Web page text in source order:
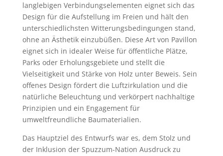
langlebigen Verbindungselementen eignet sich das
Design für die Aufstellung im Freien und hält den
unterschiedlichsten Witterungsbedingungen stand,
ohne an Ästhetik einzubüßen. Diese Art von Pavillon
eignet sich in idealer Weise für öffentliche Plätze,
Parks oder Erholungsgebiete und stellt die
Vielseitigkeit und Stärke von Holz unter Beweis. Sein
offenes Design fördert die Luftzirkulation und die
natürliche Beleuchtung und verkörpert nachhaltige
Prinzipien und ein Engagement für
umweltfreundliche Baumaterialien.
Das Hauptziel des Entwurfs war es, dem Stolz und
der Inklusion der Spuzzum-Nation Ausdruck zu